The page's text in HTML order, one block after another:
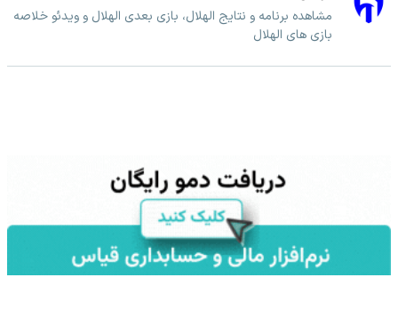
مشاهده برنامه و نتایج الهلال، بازی بعدی الهلال و ویدئو خلاصه
بازی های الهلال